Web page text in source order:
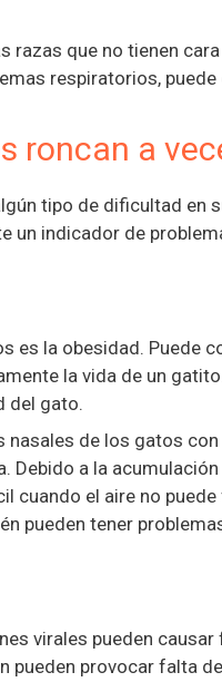
que no tienen
respiratorios,
roncan a
tipo de dificultad en
un indicador de
es la obesidad. Puede
la vida de un
del gato.
de los gatos
Debido a la
cuando el aire no
pueden tener
virales pueden
provocar falta